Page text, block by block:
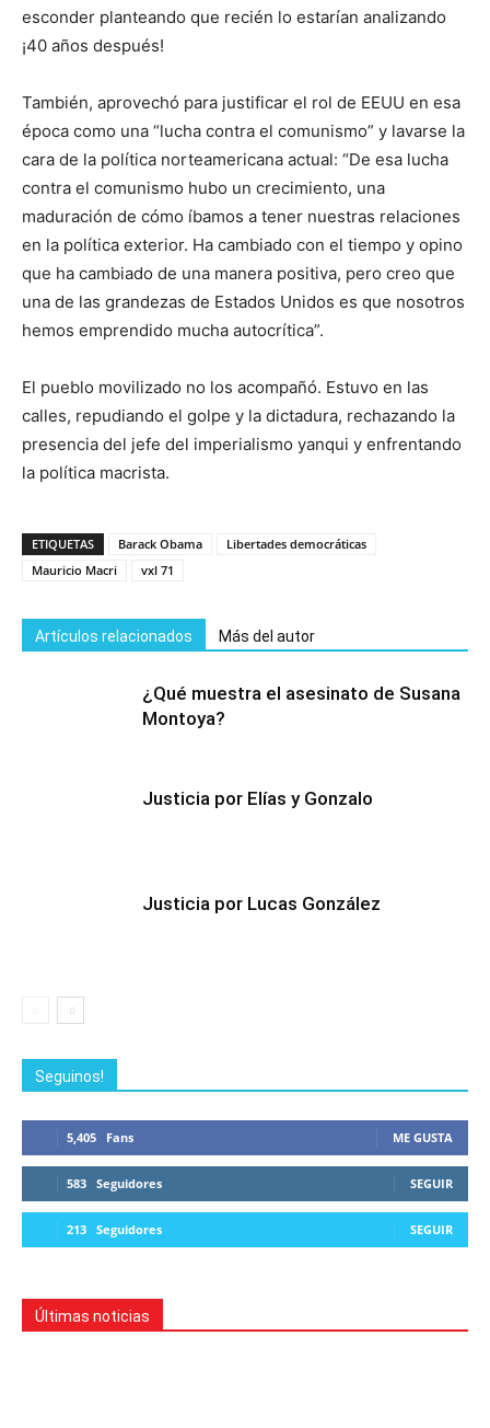
esconder planteando que recién lo estarían analizando
¡40 años después!
También, aprovechó para justificar el rol de EEUU en esa
época como una “lucha contra el comunismo” y lavarse la
cara de la política norteamericana actual: “De esa lucha
contra el comunismo hubo un crecimiento, una
maduración de cómo íbamos a tener nuestras relaciones
en la política exterior. Ha cambiado con el tiempo y opino
que ha cambiado de una manera positiva, pero creo que
una de las grandezas de Estados Unidos es que nosotros
hemos emprendido mucha autocrítica”.
El pueblo movilizado no los acompañó. Estuvo en las
calles, repudiando el golpe y la dictadura, rechazando la
presencia del jefe del imperialismo yanqui y enfrentando
la política macrista.
ETIQUETAS Barack Obama
Libertades democráticas
Mauricio Macri
vxl 71
Artículos relacionados Más del autor
¿Qué muestra el asesinato de Susana
Montoya?
Justicia por Elías y Gonzalo
Justicia por Lucas González
Seguinos!
5,405 Fans ME GUSTA
583 Seguidores SEGUIR
213 Seguidores SEGUIR
Últimas noticias